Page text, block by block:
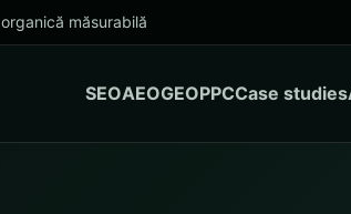
măsurabilă
SEOAEOGEOPPCCase studies